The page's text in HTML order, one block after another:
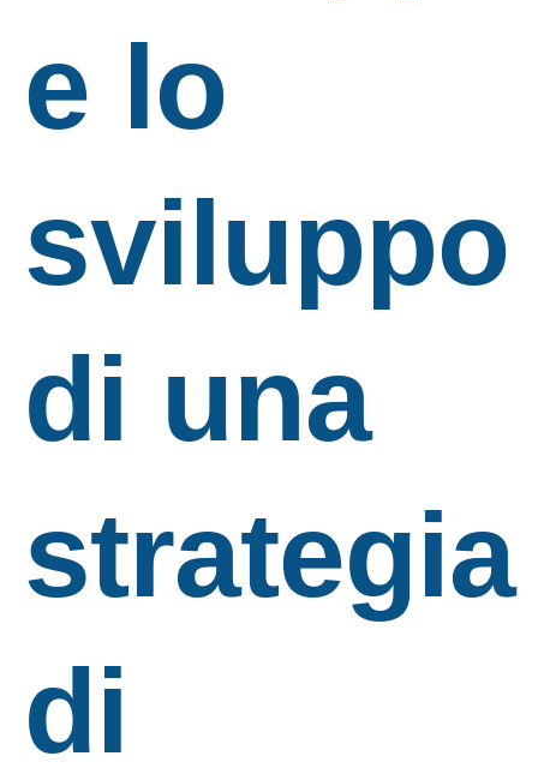
e lo
sviluppo
di una
strategia
di